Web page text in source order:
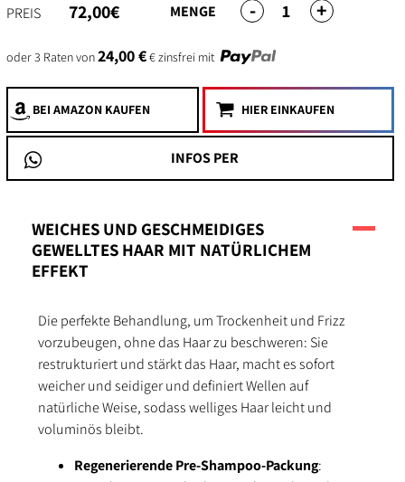
MENGE - 1 +
PREIS 72,00€
oder 3 Raten von24,00 €€ zinsfrei mit
BEI AMAZON KAUFEN HIER EINKAUFEN
INFOS PER
WEICHES UND GESCHMEIDIGES
GEWELLTES HAAR MIT NATÜRLICHEM
EFFEKT
Die perfekte Behandlung, um Trockenheit und Frizz
vorzubeugen, ohne das Haar zu beschweren: Sie
restrukturiert und stärkt das Haar, macht es sofort
weicher und seidiger und definiert Wellen auf
natürliche Weise, sodass welliges Haar leicht und
voluminös bleibt.
Regenerierende Pre-Shampoo-Packung: